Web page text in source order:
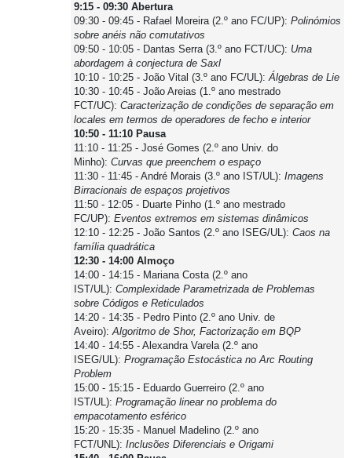
9:15 - 09:30 Abertura
09:30 - 09:45 - Rafael Moreira (2.º ano FC/UP): Polinómios
sobre anéis não comutativos
09:50 - 10:05 - Dantas Serra (3.º ano FCT/UC): Uma
abordagem à conjectura de Saxl
10:10 - 10:25 - João Vital (3.º ano FC/UL):Álgebras de Lie
10:30 - 10:45 - João Areias (1.º ano mestrado
FCT/UC): Caracterização de condições de separação em
locales em termos de operadores de fecho e interior
10:50 - 11:10 Pausa
11:10 - 11:25 - José Gomes (2.º ano Univ. do
Minho): Curvas que preenchem o espaço
11:30 - 11:45 - André Morais (3.º ano IST/UL): Imagens
Birracionais de espaços projetivos
11:50 - 12:05 - Duarte Pinho (1.º ano mestrado
FC/UP): Eventos extremos em sistemas dinâmicos
12:10 - 12:25 - João Santos (2.º ano ISEG/UL): Caos na
família quadrática
12:30 - 14:00 Almoço
14:00 - 14:15 - Mariana Costa (2.º ano
IST/UL): Complexidade Parametrizada de Problemas
sobre Códigos e Reticulados
14:20 - 14:35 - Pedro Pinto (2.º ano Univ. de
Aveiro):Algoritmo de Shor, Factorização em BQP
14:40 - 14:55 - Alexandra Varela (2.º ano
ISEG/UL): Programação Estocástica no Arc Routing
Problem
15:00 - 15:15 - Eduardo Guerreiro (2.º ano
IST/UL): Programação linear no problema do
empacotamento esférico
15:20 - 15:35 - Manuel Madelino (2.º ano
FCT/UNL): Inclusões Diferenciais e Origami